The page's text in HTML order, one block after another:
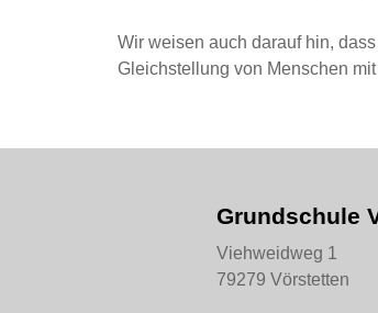
Wir weisen auch darauf hin,
Gleichstellung von Menschen
Grundschule
Viehweidweg 1
79279 Vörstetten